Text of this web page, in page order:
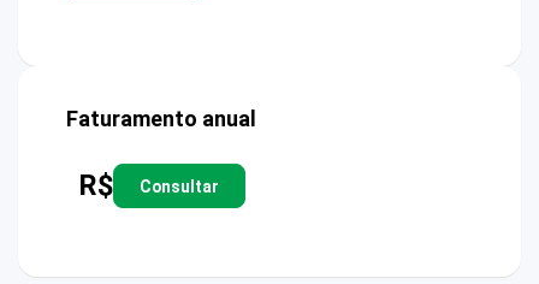
Faturamento anual
R$ Consultar